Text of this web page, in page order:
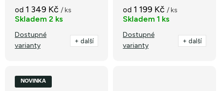
od 1 349 Kč / ks
Skladem 2 ks
Dostupné
varianty
+ další
od 1 199 Kč / ks
Skladem 1 ks
Dostupné
varianty
+ další
NOVINKA